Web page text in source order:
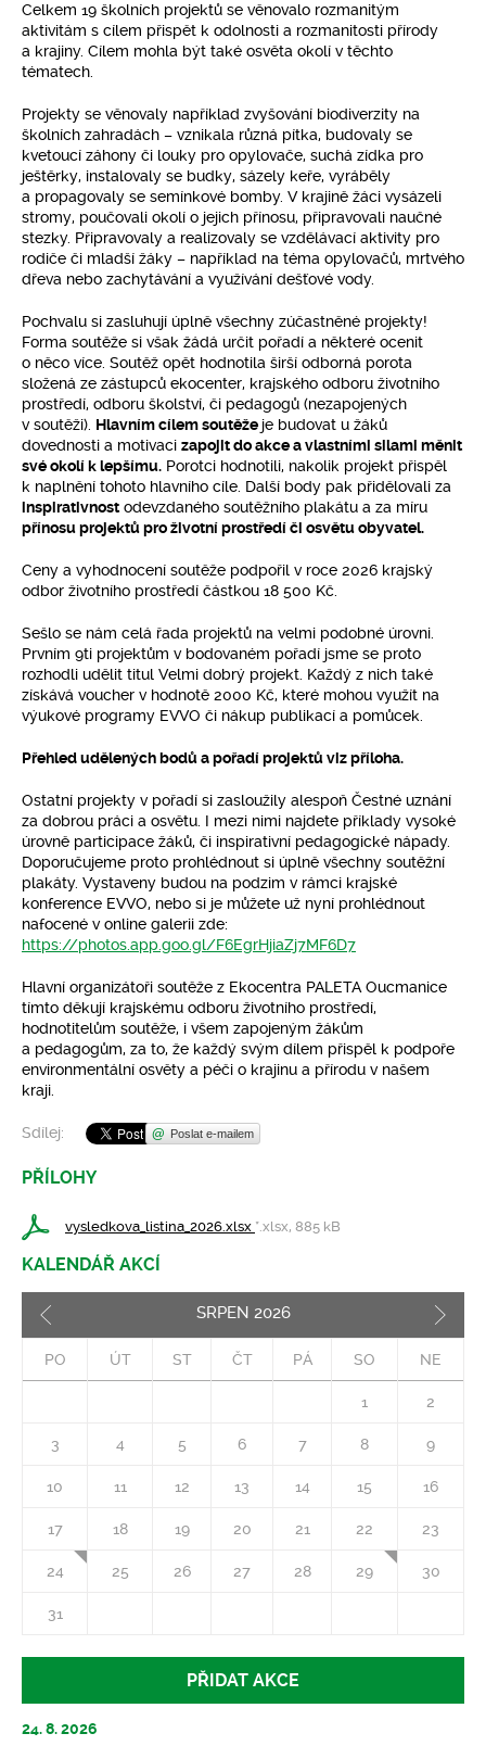
Celkem 19 školních projektů se věnovalo rozmanitým
aktivitám s cílem přispět k odolnosti a rozmanitosti přírody
a krajiny. Cílem mohla být také osvěta okolí v těchto
tématech.
Projekty se věnovaly například zvyšování biodiverzity na
školních zahradách – vznikala různá pítka, budovaly se
kvetoucí záhony či louky pro opylovače, suchá zídka pro
ještěrky, instalovaly se budky, sázely keře, vyráběly
a propagovaly se semínkové bomby. V krajině žáci vysázeli
stromy, poučovali okolí o jejich přínosu, připravovali naučné
stezky. Připravovaly a realizovaly se vzdělávací aktivity pro
rodiče či mladší žáky – například na téma opylovačů, mrtvého
dřeva nebo zachytávání a využívání dešťové vody.
Pochvalu si zasluhují úplně všechny zúčastněné projekty!
Forma soutěže si však žádá určit pořadí a některé ocenit
o něco více. Soutěž opět hodnotila širší odborná porota
složená ze zástupců ekocenter, krajského odboru životního
prostředí, odboru školství, či pedagogů (nezapojených
v soutěži). Hlavním cílem soutěže je budovat u žáků
dovednosti a motivaci zapojit do akce a vlastními silami měnit
své okolí k lepšímu. Porotci hodnotili, nakolik projekt přispěl
k naplnění tohoto hlavního cíle. Další body pak přidělovali za
inspirativnostodevzdaného soutěžního plakátu a za míru
přínosu projektů pro životní prostředí či osvětu obyvatel.
Ceny a vyhodnocení soutěže podpořil v roce 2026 krajský
odbor životního prostředí částkou 18 500 Kč.
Sešlo se nám celá řada projektů na velmi podobné úrovni.
Prvním 9ti projektům v bodovaném pořadí jsme se proto
rozhodli udělit titul Velmi dobrý projekt. Každý z nich také
získává voucher v hodnotě 2000 Kč, které mohou využít na
výukové programy EVVO či nákup publikací a pomůcek.
Přehled udělených bodů a pořadí projektů viz příloha.
Ostatní projekty v pořadí si zasloužily alespoň Čestné uznání
za dobrou práci a osvětu. I mezi nimi najdete příklady vysoké
úrovně participace žáků, či inspirativní pedagogické nápady.
Doporučujeme proto prohlédnout si úplně všechny soutěžní
plakáty. Vystaveny budou na podzim v rámci krajské
konference EVVO, nebo si je můžete už nyní prohlédnout
nafocené v online galerii zde:
https://photos.app.goo.gl/F6EgrHjiaZj7MF6D7
Hlavní organizátoři soutěže z Ekocentra PALETA Oucmanice
tímto děkují krajskému odboru životního prostředí,
hodnotitelům soutěže, i všem zapojeným žákům
a pedagogům, za to, že každý svým dílem přispěl k podpoře
environmentální osvěty a péči o krajinu a přírodu v našem
kraji.
Sdílej: Poslat e-mailem
PŘÍLOHY
vysledkova_listina_2026.xlsx *.xlsx, 885 kB
KALENDÁŘ AKCÍ
SRPEN 2026
PO ÚT ST ČT PÁ SO NE
1 2
3 4 5 6 7 8 9
10 11 12 13 14 15 16
17 18 19 20 21 22 23
24 25 26 27 28 29 30
31
PŘIDAT AKCE
24. 8. 2026